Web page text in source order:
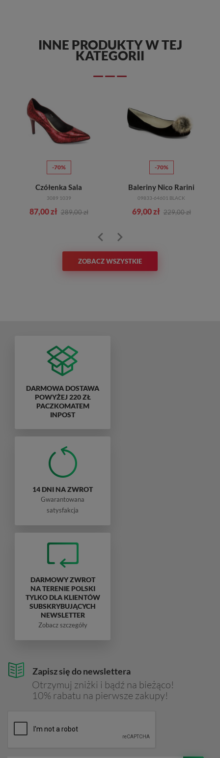
INNE PRODUKTY W TEJ
KATEGORII
-70%
Czółenka Sala
3089 1039
87,00 zł 289,00 zł
-70%
Baleriny Nico Rarini
09833-64601 BLACK
69,00 zł 229,00 zł
ZOBACZ WSZYSTKIE
Zapisz się do newslettera
Otrzymuj zniżki i bądź na bieżąco!
10% rabatu na pierwsze zakupy!
DARMOWA DOSTAWA
POWYŻEJ 220 ZŁ
PACZKOMATEM
INPOST
14 DNI NA ZWROT
Gwarantowana
satysfakcja
DARMOWY ZWROT
NA TERENIE POLSKI
TYLKO DLA KLIENTÓW
SUBSKRYBUJĄCYCH
NEWSLETTER
Zobacz szczegóły